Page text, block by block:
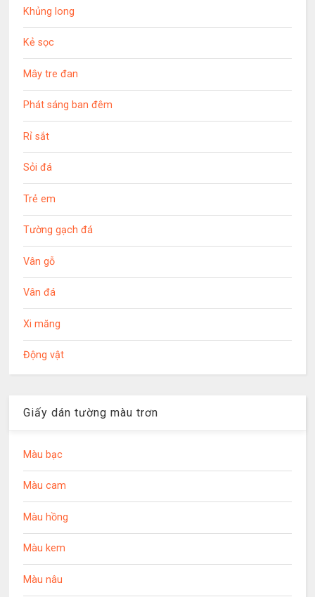
Khủng long
Kẻ sọc
Mây tre đan
Phát sáng ban đêm
Rỉ sắt
Sỏi đá
Trẻ em
Tường gạch đá
Vân gỗ
Vân đá
Xi măng
Động vật
Giấy dán tường màu trơn
Màu bạc
Màu cam
Màu hồng
Màu kem
Màu nâu